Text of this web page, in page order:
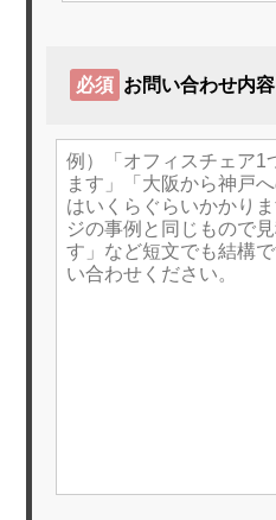
必須 お問い合わせ内容